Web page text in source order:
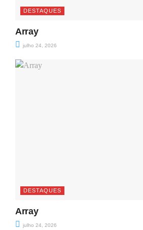
DESTAQUES
Array
julho 24, 2026
DESTAQUES
Array
julho 24, 2026